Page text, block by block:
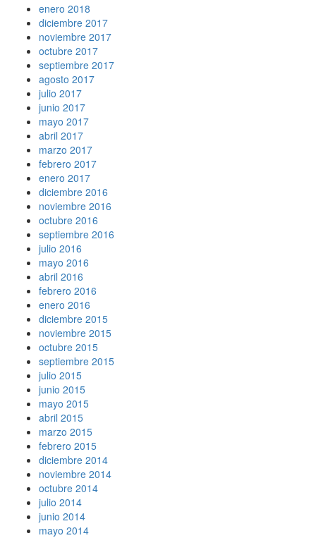
enero 2018
diciembre 2017
noviembre 2017
octubre 2017
septiembre 2017
agosto 2017
julio 2017
junio 2017
mayo 2017
abril 2017
marzo 2017
febrero 2017
enero 2017
diciembre 2016
noviembre 2016
octubre 2016
septiembre 2016
julio 2016
mayo 2016
abril 2016
febrero 2016
enero 2016
diciembre 2015
noviembre 2015
octubre 2015
septiembre 2015
julio 2015
junio 2015
mayo 2015
abril 2015
marzo 2015
febrero 2015
diciembre 2014
noviembre 2014
octubre 2014
julio 2014
junio 2014
mayo 2014